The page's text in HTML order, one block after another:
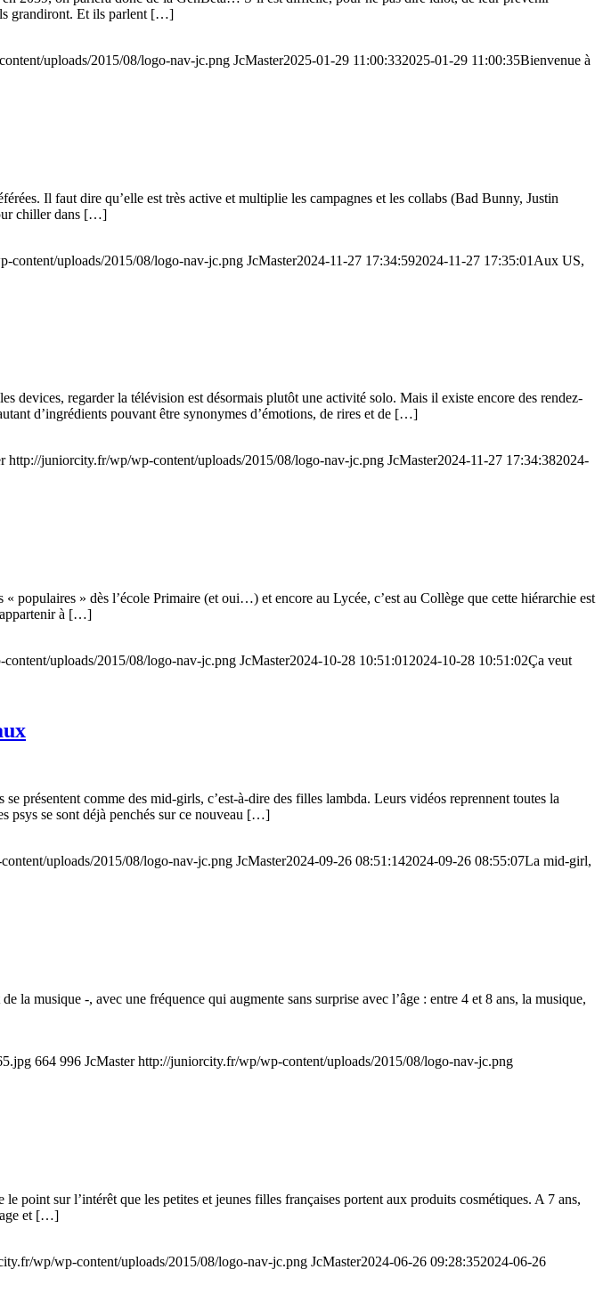
ils grandiront. Et ils parlent […]
uploads/2015/08/logo-nav-jc.png JcMaster2025-01-29 11:00:332025-01-29 11:00:35Bienvenue à
Il faut dire qu’elle est très active et multiplie les campagnes et les collabs (Bad Bunny, Justin
chiller dans […]
content/uploads/2015/08/logo-nav-jc.png JcMaster2024-11-27 17:34:592024-11-27 17:35:01 Aux US,
devices, regarder la télévision est désormais plutôt une activité solo. Mais il existe encore des rendez-
d’ingrédients pouvant être synonymes d’émotions, de rires et de […]
http://juniorcity.fr/wp/wp-content/uploads/2015/08/logo-nav-jc.png JcMaster2024-11-27 17:34:382024-
populaires » dès l’école Primaire (et oui…) et encore au Lycée, c’est au Collège que cette hiérarchie est
à […]
uploads/2015/08/logo-nav-jc.png JcMaster2024-10-28 10:51:01 2024-10-28 10:51:02Ça veut
présentent comme des mid-girls, c’est-à-dire des filles lambda. Leurs vidéos reprennent toutes la
psys se sont déjà penchés sur ce nouveau […]
uploads/2015/08/logo-nav-jc.png JcMaster2024-09-26 08:51:142024-09-26 08:55:07La mid-girl,
la musique -, avec une fréquence qui augmente sans surprise avec l’âge : entre 4 et 8 ans, la musique,
664 996 JcMaster http://juniorcity.fr/wp/wp-content/uploads/2015/08/logo-nav-jc.png
point sur l’intérêt que les petites et jeunes filles françaises portent aux produits cosmétiques. A 7 ans,
et […]
wp/wp-content/uploads/2015/08/logo-nav-jc.png JcMaster2024-06-26 09:28:352024-06-26